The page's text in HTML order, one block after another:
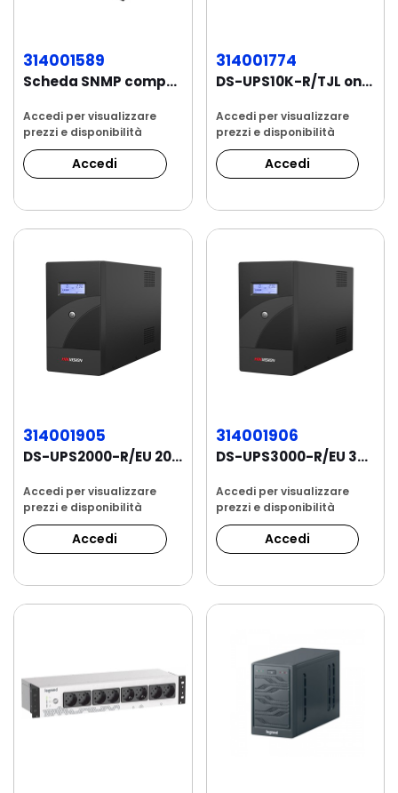
314001589
Scheda SNMP compatibile con UPS online
Accedi per visualizzare
prezzi e disponibilità
Accedi
314001774
DS-UPS10K-R/TJL online rack a doppia...
Accedi per visualizzare
prezzi e disponibilità
Accedi
314001905
DS-UPS2000-R/EU 2000 VA / 1200 W. Intervallo di...
Accedi per visualizzare
prezzi e disponibilità
Accedi
314001906
DS-UPS3000-R/EU 3000 VA / 1800 W. Intervallo...
Accedi per visualizzare
prezzi e disponibilità
Accedi